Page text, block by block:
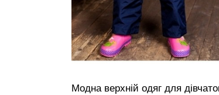
Модна верхній одяг для